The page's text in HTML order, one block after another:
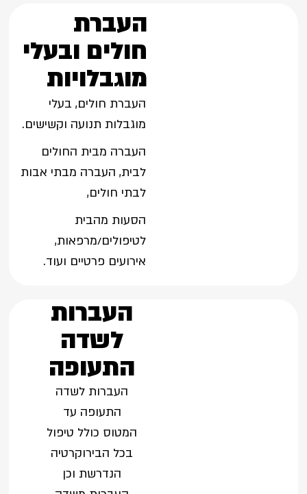
העברת
חולים ובעלי
מוגבלויות
העברת חולים, בעלי
מוגבלות תנועה וקשישים.
העברה מבית החולים
לבית, העברה מבתי אבות
לבתי חולים,
הסעות מהבית
לטיפולים/מרפאות,
אירועים פרטיים ועוד.
העברות
לשדה
התעופה
העברות לשדה
התעופה עד
המטוס כולל טיפול
בכל הבירוקרטיה
הנדרשת וכן